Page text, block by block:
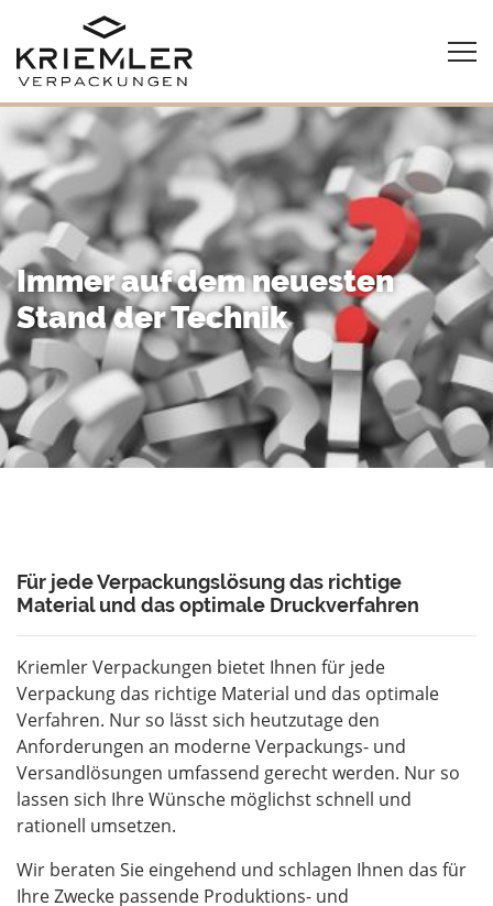
Immer auf dem neuesten
Stand der Technik
Für jede Verpackungslösung das richtige
Material und das optimale Druckverfahren
Kriemler Verpackungen bietet Ihnen für jede
Verpackung das richtige Material und das optimale
Verfahren. Nur so lässt sich heutzutage den
Anforderungen an moderne Verpackungs- und
Versandlösungen umfassend gerecht werden. Nur so
lassen sich Ihre Wünsche möglichst schnell und
rationell umsetzen.
Wir beraten Sie eingehend und schlagen Ihnen das für
Ihre Zwecke passende Produktions- und